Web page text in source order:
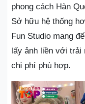
phong cách Hàn
Sở hữu hệ thống
Fun Studio mang
lấy ảnh liền với trải
chi phí phù hợp.